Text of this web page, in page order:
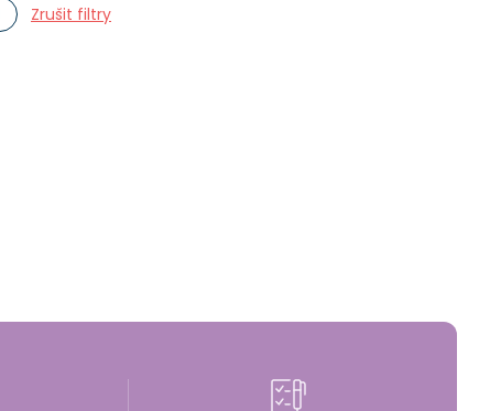
Zrušit filtry